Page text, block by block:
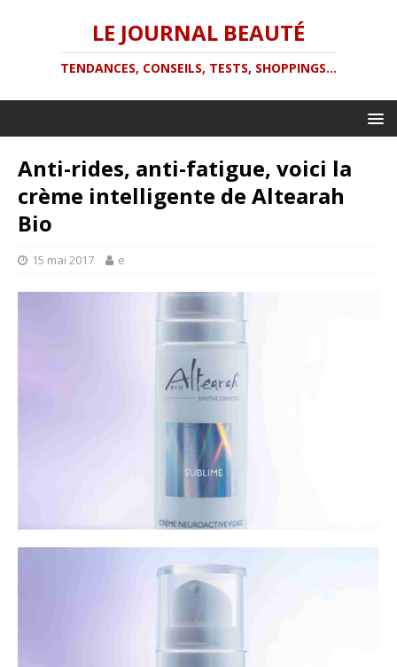
LE JOURNAL BEAUTÉ
TENDANCES, CONSEILS, TESTS, SHOPPINGS...
Anti-rides, anti-fatigue, voici la
crème intelligente de Altearah
Bio
15 mai 2017 e